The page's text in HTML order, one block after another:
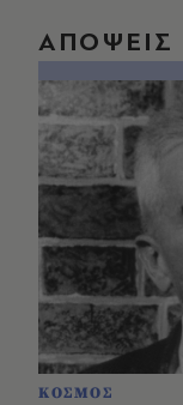
ΑΠΟΨΕΙΣ
ΚΟΣΜΟΣ